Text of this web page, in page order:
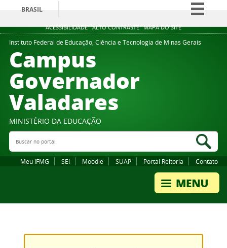
ACESSIBILIDADE ALTO CONTRASTE MAPA DO SITE
BRASIL
Simplifique!
Comunica BR
Instituto Federal de Educação, Ciência e Tecnologia de Minas Gerais
Campus
Governador
Valadares
MINISTÉRIO DA EDUCAÇÃO
Buscar no portal
Meu IFMG SEI Moodle SUAP Portal Reitoria Contato